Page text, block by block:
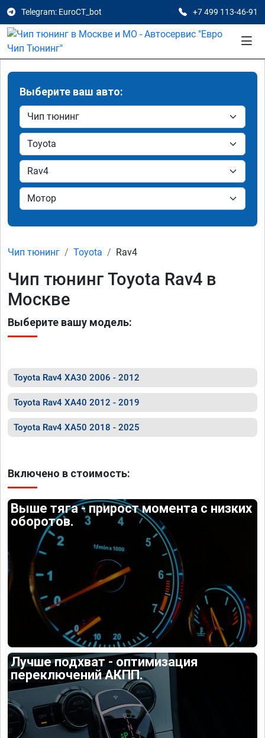
Telegram: EuroCT_bot +7 499 113-46-91
Выберите ваш авто:
Чип тюнинг Toyota Rav4
Чип тюнинг Toyota Rav4 в
Москве
Выберите вашу модель:
Toyota Rav4 XA30 2006 - 2012
Toyota Rav4 XA40 2012 - 2019
Toyota Rav4 XA50 2018 - 2025
Включено в стоимость:
Выше тяга - прирост момента с низких
оборотов.
Лучше подхват - оптимизация
переключений АКПП.